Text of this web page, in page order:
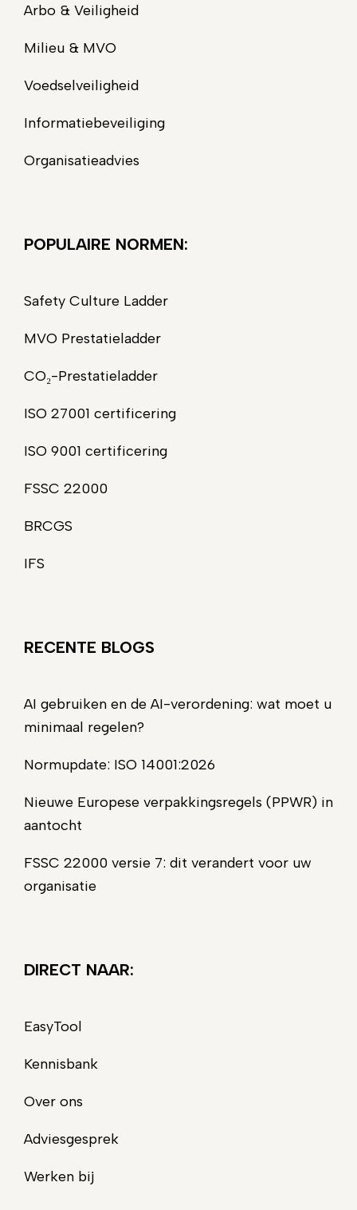
Arbo & Veiligheid
Milieu & MVO
Voedselveiligheid
Informatiebeveiliging
Organisatieadvies
POPULAIRE NORMEN:
Safety Culture Ladder
MVO Prestatieladder
CO₂-Prestatieladder
ISO 27001 certificering
ISO 9001 certificering
FSSC 22000
BRCGS
IFS
RECENTE BLOGS
AI gebruiken en de AI-verordening: wat moet u
minimaal regelen?
Normupdate: ISO 14001:2026
Nieuwe Europese verpakkingsregels (PPWR) in
aantocht
FSSC 22000 versie 7: dit verandert voor uw
organisatie
DIRECT NAAR:
EasyTool
Kennisbank
Over ons
Adviesgesprek
Werken bij